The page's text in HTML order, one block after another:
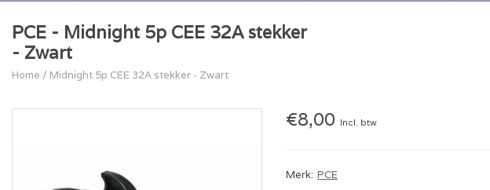
PCE - Midnight 5p CEE 32A stekker
- Zwart
Home / Midnight 5p CEE 32A stekker - Zwart
€8,00 Incl. btw
Merk: PCE